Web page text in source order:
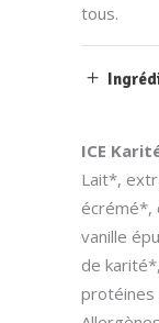
tous.
ICE
Lait*,
écrémé*,
vanille
de
protéines